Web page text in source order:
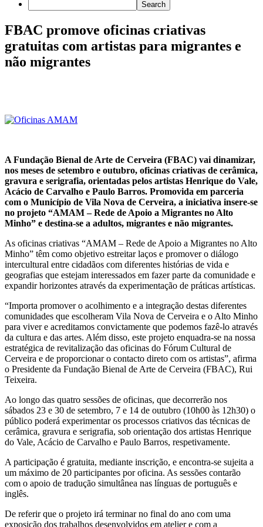
FBAC promove oficinas criativas
gratuitas com artistas para migrantes e
não migrantes
A Fundação Bienal de Arte de Cerveira (FBAC) vai dinamizar,
nos meses de setembro e outubro, oficinas criativas de cerâmica,
gravura e serigrafia, orientadas pelos artistas Henrique do Vale,
Acácio de Carvalho e Paulo Barros. Promovida em parceria
com o Município de Vila Nova de Cerveira, a iniciativa insere-se
no projeto “AMAM – Rede de Apoio a Migrantes no Alto
Minho” e destina-se a adultos, migrantes e não migrantes.
As oficinas criativas “AMAM – Rede de Apoio a Migrantes no Alto
Minho” têm como objetivo estreitar laços e promover o diálogo
intercultural entre cidadãos com diferentes histórias de vida e
geografias que estejam interessados em fazer parte da comunidade e
expandir horizontes através da experimentação de práticas artísticas.
“Importa promover o acolhimento e a integração destas diferentes
comunidades que escolheram Vila Nova de Cerveira e o Alto Minho
para viver e acreditamos convictamente que podemos fazê-lo através
da cultura e das artes. Além disso, este projeto enquadra-se na nossa
estratégica de revitalização das oficinas do Fórum Cultural de
Cerveira e de proporcionar o contacto direto com os artistas”, afirma
o Presidente da Fundação Bienal de Arte de Cerveira (FBAC), Rui
Teixeira.
Ao longo das quatro sessões de oficinas, que decorrerão nos
sábados 23 e 30 de setembro, 7 e 14 de outubro (10h00 às 12h30) o
público poderá experimentar os processos criativos das técnicas de
cerâmica, gravura e serigrafia, sob orientação dos artistas Henrique
do Vale, Acácio de Carvalho e Paulo Barros, respetivamente.
A participação é gratuita, mediante inscrição, e encontra-se sujeita a
um máximo de 20 participantes por oficina. As sessões contarão
com o apoio de tradução simultânea nas línguas de português e
inglês.
De referir que o projeto irá terminar no final do ano com uma
exposição dos trabalhos desenvolvidos em atelier e com a